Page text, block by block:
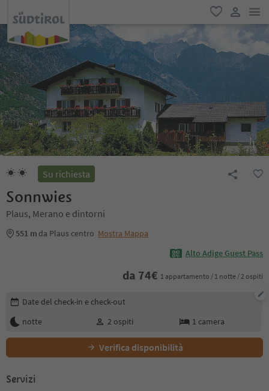
favoriti
user link
Su richiesta
Sonnwies
Plaus, Merano e dintorni
551 m da Plaus centro Mostra Mappa
Alto Adige Guest Pass
da 74€ 1 appartamento / 1 notte / 2 ospiti
Modifica i dettagli della prenotazione
Date del check-in e check-out
notte
2 ospiti 1 camera
Verifica disponibilità
Servizi